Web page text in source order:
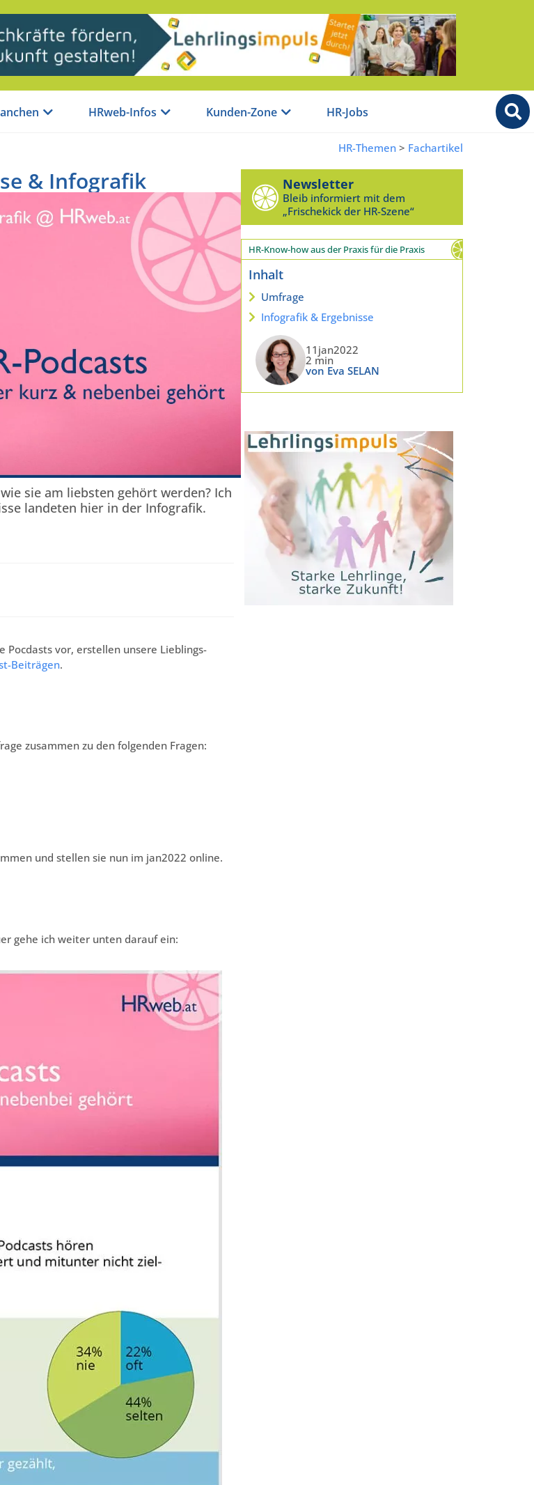
HRweb-Infos Kunden-Zone HR-Jobs
HR-Themen > Fachartikel
& Infografik
sie am liebsten gehört werden? Ich
landeten hier in der Infografik.
vor, erstellen unsere Lieblings-
Beiträgen.
zusammen zu den folgenden Fragen:
und stellen sie nun im jan2022 online.
gehe ich weiter unten darauf ein:
Newsletter
Bleib informiert mit dem
„Frischekick der HR-Szene“
HR-Know-how aus der Praxis für die Praxis
Inhalt
Umfrage
Infografik & Ergebnisse
11jan2022
2 min
von Eva SELAN